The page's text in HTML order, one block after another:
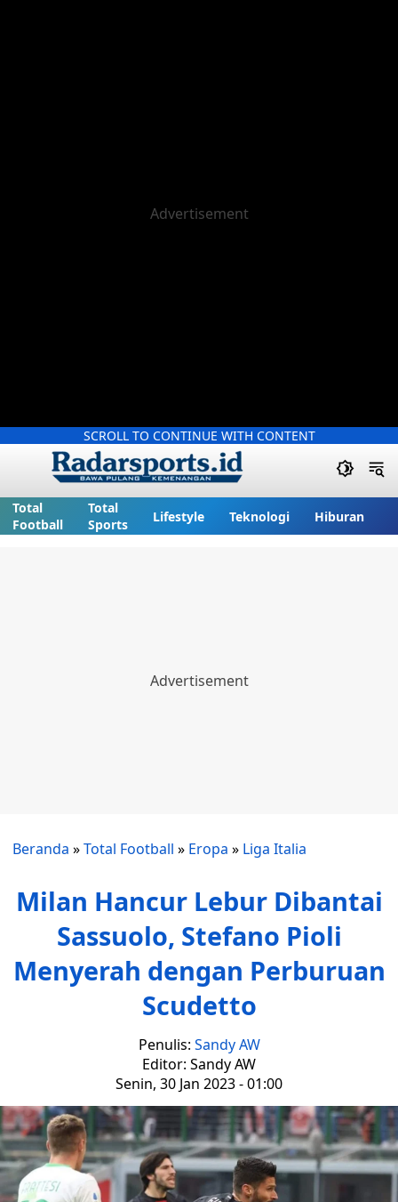
SCROLL TO CONTINUE WITH CONTENT
Total
Football
Total
Sports
Lifestyle Teknologi Hiburan
Beranda »Total Football » Eropa » Liga Italia
Milan Hancur Lebur Dibantai
Sassuolo, Stefano Pioli
Menyerah dengan Perburuan
Scudetto
Penulis: Sandy AW
Editor: Sandy AW
Senin, 30 Jan 2023 - 01:00